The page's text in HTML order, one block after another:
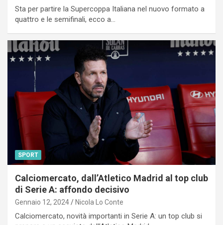
Sta per partire la Supercoppa Italiana nel nuovo formato a
quattro e le semifinali, ecco a…
SPORT
Calciomercato, dall’Atletico Madrid al top club
di Serie A: affondo decisivo
Gennaio 12, 2024 Nicola Lo Conte
Calciomercato, novità importanti in Serie A: un top club si